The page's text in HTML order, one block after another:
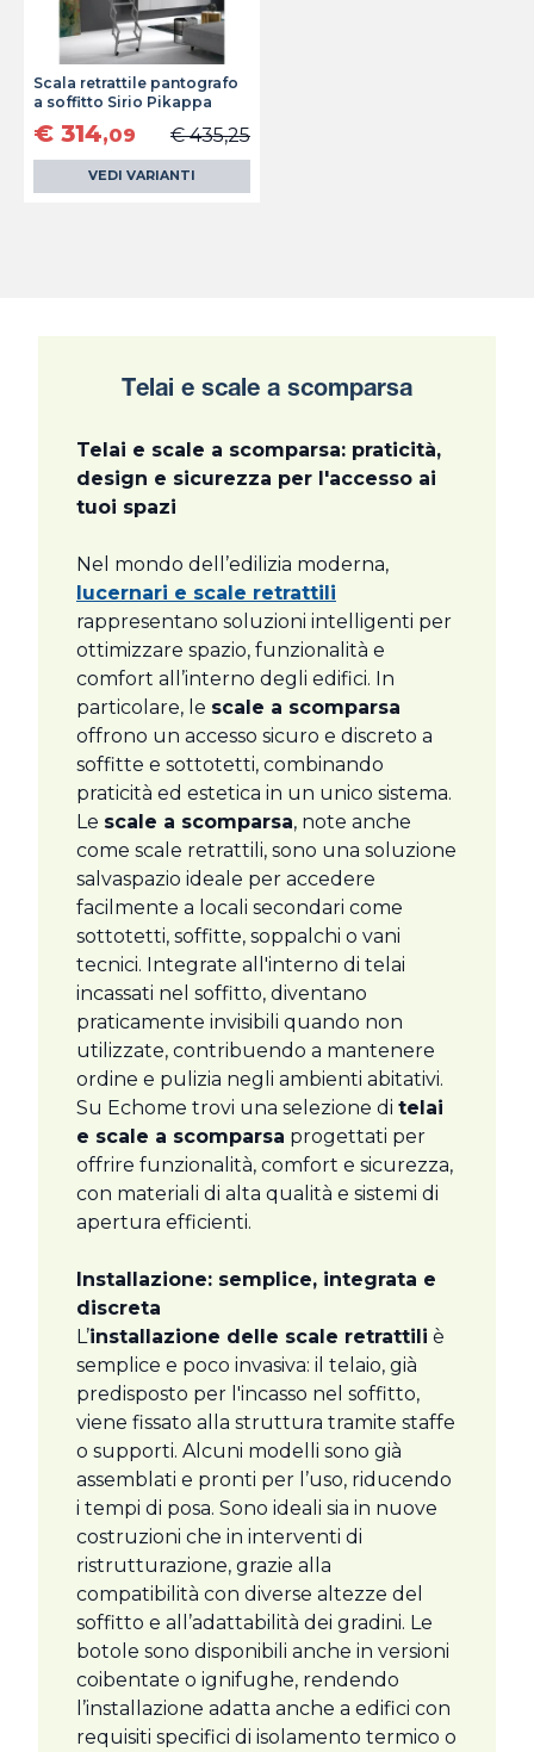
Scala retrattile pantografo
a soffitto Sirio Pikappa
€ 314,09 € 435,25
VEDI VARIANTI
Telai e scale a scomparsa
Telai e scale a scomparsa: praticità,
design e sicurezza per l'accesso ai
tuoi spazi
Nel mondo dell’edilizia moderna,
lucernari e scale retrattili
rappresentano soluzioni intelligenti per
ottimizzare spazio, funzionalità e
comfort all’interno degli edifici. In
particolare, le scale a scomparsa
offrono un accesso sicuro e discreto a
soffitte e sottotetti, combinando
praticità ed estetica in un unico sistema.
Le scale a scomparsa, note anche
come scale retrattili, sono una soluzione
salvaspazio ideale per accedere
facilmente a locali secondari come
sottotetti, soffitte, soppalchi o vani
tecnici. Integrate all'interno di telai
incassati nel soffitto, diventano
praticamente invisibili quando non
utilizzate, contribuendo a mantenere
ordine e pulizia negli ambienti abitativi.
Su Echome trovi una selezione di telai
e scale a scomparsa progettati per
offrire funzionalità, comfort e sicurezza,
con materiali di alta qualità e sistemi di
apertura efficienti.
Installazione: semplice, integrata e
discreta
L’installazione delle scale retrattili è
semplice e poco invasiva: il telaio, già
predisposto per l'incasso nel soffitto,
viene fissato alla struttura tramite staffe
o supporti. Alcuni modelli sono già
assemblati e pronti per l’uso, riducendo
i tempi di posa. Sono ideali sia in nuove
costruzioni che in interventi di
ristrutturazione, grazie alla
compatibilità con diverse altezze del
soffitto e all’adattabilità dei gradini. Le
botole sono disponibili anche in versioni
coibentate o ignifughe, rendendo
l’installazione adatta anche a edifici con
requisiti specifici di isolamento termico o